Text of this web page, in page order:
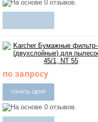
по запросу